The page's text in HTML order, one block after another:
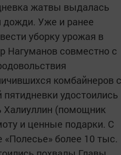
жатвы выдалась
дожди. Уже и ранее
уборку урожая в
Нагуманов совместно с
комбайнеров с
удостоились
Халиуллин (помощник
и ценные подарки. С
более 10 тыс.